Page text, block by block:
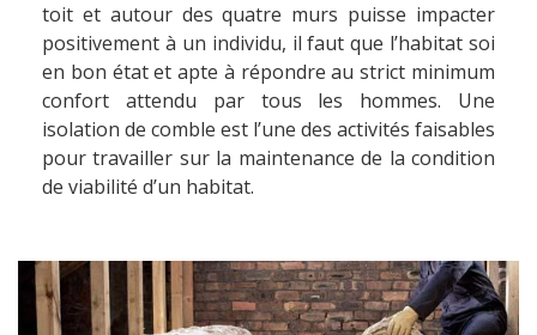
toit et autour des quatre murs puisse impacter
positivement à un individu, il faut que l’habitat soi
en bon état et apte à répondre au strict minimum
confort attendu par tous les hommes. Une
isolation de comble est l’une des activités faisables
pour travailler sur la maintenance de la condition
de viabilité d’un habitat.